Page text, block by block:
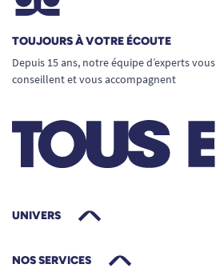
TOUJOURS À VOTRE ÉCOUTE
Depuis 15 ans, notre équipe d’experts vous
conseillent et vous accompagnent
UNIVERS
NOS SERVICES